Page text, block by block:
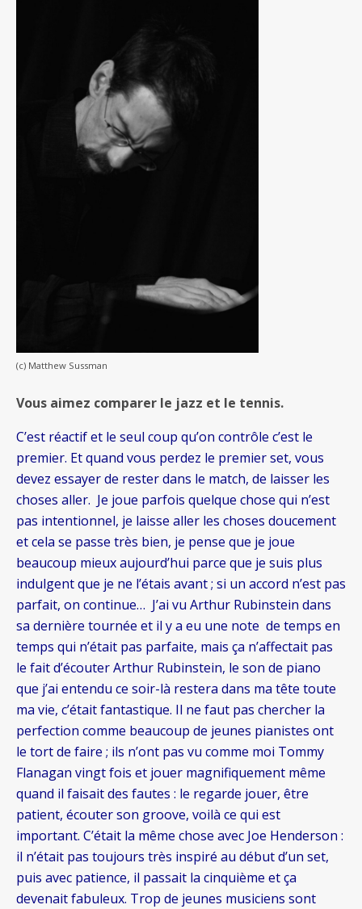
(c) Matthew Sussman
Vous aimez comparer le jazz et le tennis.
C’est réactif et le seul coup qu’on contrôle c’est le
premier. Et quand vous perdez le premier set, vous
devez essayer de rester dans le match, de laisser les
choses aller. Je joue parfois quelque chose qui n’est
pas intentionnel, je laisse aller les choses doucement
et cela se passe très bien, je pense que je joue
beaucoup mieux aujourd’hui parce que je suis plus
indulgent que je ne l’étais avant ; si un accord n’est pas
parfait, on continue… J’ai vu Arthur Rubinstein dans
sa dernière tournée et il y a eu une note de temps en
temps qui n’était pas parfaite, mais ça n’affectait pas
le fait d’écouter Arthur Rubinstein, le son de piano
que j’ai entendu ce soir-là restera dans ma tête toute
ma vie, c’était fantastique. Il ne faut pas chercher la
perfection comme beaucoup de jeunes pianistes ont
le tort de faire ; ils n’ont pas vu comme moi Tommy
Flanagan vingt fois et jouer magnifiquement même
quand il faisait des fautes : le regarde jouer, être
patient, écouter son groove, voilà ce qui est
important. C’était la même chose avec Joe Henderson :
il n’était pas toujours très inspiré au début d’un set,
puis avec patience, il passait la cinquième et ça
devenait fabuleux. Trop de jeunes musiciens sont